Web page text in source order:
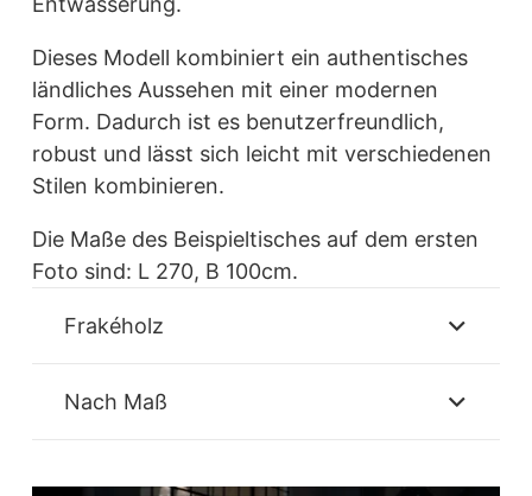
Dieses Modell kombiniert ein authentisches
ländliches Aussehen mit einer modernen
Form. Dadurch ist es benutzerfreundlich,
robust und lässt sich leicht mit verschiedenen
Stilen kombinieren.
Die Maße des Beispieltisches auf dem ersten
Foto sind: L 270, B 100cm.
Frakéholz
Nach Maß